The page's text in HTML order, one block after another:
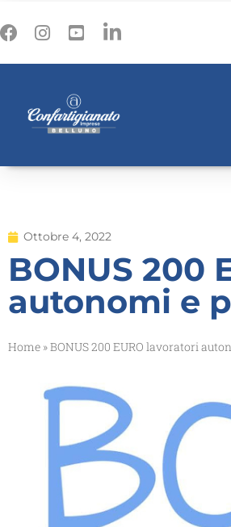
Ottobre 4, 2022
BONUS 200
autonomi e
Home »BONUS 200 EURO lavoratori